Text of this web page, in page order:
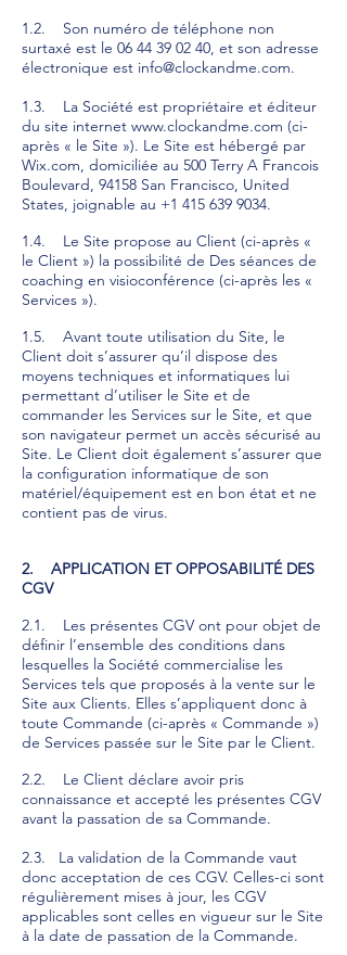
1.2. Son numéro de téléphone non
surtaxé est le 06 44 39 02 40, et son adresse
électronique est info@clockandme.com.
1.3. La Société est propriétaire et éditeur
du site internet www.clockandme.com (ci-
après « le Site »). Le Site est hébergé par
Wix.com, domiciliée au 500 Terry A Francois
Boulevard, 94158 San Francisco, United
States, joignable au +1 415 639 9034.
1.4. Le Site propose au Client (ci-après «
le Client ») la possibilité de Des séances de
coaching en visioconférence (ci-après les «
Services »).
1.5. Avant toute utilisation du Site, le
Client doit s’assurer qu’il dispose des
moyens techniques et informatiques lui
permettant d’utiliser le Site et de
commander les Services sur le Site, et que
son navigateur permet un accès sécurisé au
Site. Le Client doit également s’assurer que
la configuration informatique de son
matériel/équipement est en bon état et ne
contient pas de virus.
2. APPLICATION ET OPPOSABILITÉ DES
CGV
2.1. Les présentes CGV ont pour objet de
définir l’ensemble des conditions dans
lesquelles la Société commercialise les
Services tels que proposés à la vente sur le
Site aux Clients. Elles s’appliquent donc à
toute Commande (ci-après « Commande »)
de Services passée sur le Site par le Client.
2.2. Le Client déclare avoir pris
connaissance et accepté les présentes CGV
avant la passation de sa Commande.
2.3. La validation de la Commande vaut
donc acceptation de ces CGV. Celles-ci sont
régulièrement mises à jour, les CGV
applicables sont celles en vigueur sur le Site
à la date de passation de la Commande.